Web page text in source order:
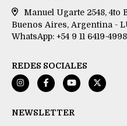
Manuel Ugarte 2548, 4to
Buenos Aires, Argentina -
WhatsApp: +54 9 11 6419-4998
REDES SOCIALES
NEWSLETTER